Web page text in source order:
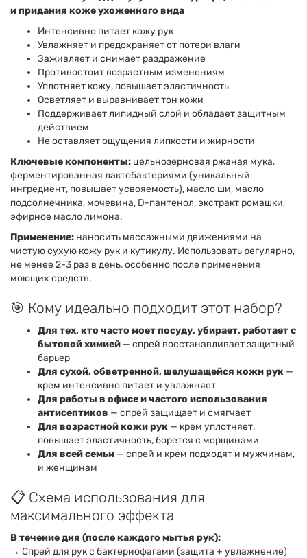
и придания коже ухоженного вида
Интенсивно питает кожу рук
Увлажняет и предохраняет от потери влаги
Заживляет и снимает раздражение
Противостоит возрастным изменениям
Уплотняет кожу, повышает эластичность
Осветляет и выравнивает тон кожи
Поддерживает липидный слой и обладает защитным
действием
Не оставляет ощущения липкости и жирности
Ключевые компоненты: цельнозерновая ржаная мука,
ферментированная лактобактериями (уникальный
ингредиент, повышает усвояемость), масло ши, масло
подсолнечника, мочевина, D-пантенол, экстракт ромашки,
эфирное масло лимона.
Применение: наносить массажными движениями на
чистую сухую кожу рук и кутикулу. Использовать регулярно,
не менее 2-3 раз в день, особенно после применения
моющих средств.
🎯 Кому идеально подходит этот набор?
Для тех, кто часто моет посуду, убирает, работает с
бытовой химией — спрей восстанавливает защитный
барьер
Для сухой, обветренной, шелушащейся кожи рук —
крем интенсивно питает и увлажняет
Для работы в офисе и частого использования
антисептиков — спрей защищает и смягчает
Для возрастной кожи рук — крем уплотняет,
повышает эластичность, борется с морщинами
Для всей семьи — спрей и крем подходят и мужчинам,
и женщинам
📋 Схема использования для
максимального эффекта
В течение дня (после каждого мытья рук):
→ Спрей для рук с бактериофагами (защита + увлажнение)